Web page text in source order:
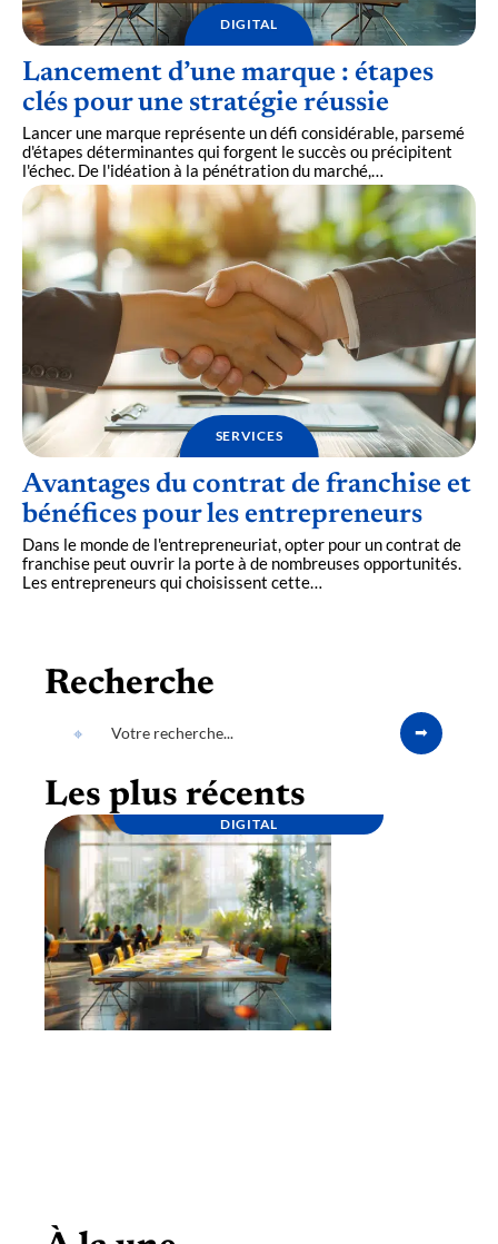
DIGITAL
Lancement d’une marque : étapes
clés pour une stratégie réussie
Lancer une marque représente un défi considérable, parsemé
d'étapes déterminantes qui forgent le succès ou précipitent
l'échec. De l'idéation à la pénétration du marché,…
SERVICES
Avantages du contrat de franchise et
bénéfices pour les entrepreneurs
Dans le monde de l'entrepreneuriat, opter pour un contrat de
franchise peut ouvrir la porte à de nombreuses opportunités.
Les entrepreneurs qui choisissent cette…
Recherche
Les plus récents
DIGITAL